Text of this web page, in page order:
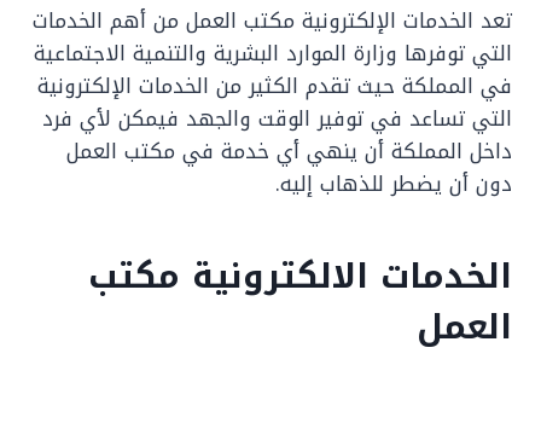
تعد الخدمات الإلكترونية مكتب العمل من أهم الخدمات
التي توفرها وزارة الموارد البشرية والتنمية الاجتماعية
في المملكة حيث تقدم الكثير من الخدمات الإلكترونية
التي تساعد في توفير الوقت والجهد فيمكن لأي فرد
داخل المملكة أن ينهي أي خدمة في مكتب العمل
دون أن يضطر للذهاب إليه.
الخدمات الالكترونية مكتب
العمل